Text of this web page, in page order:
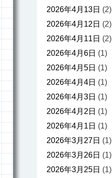
2026年4月13日 (2)
2026年4月12日 (2)
2026年4月11日 (2)
2026年4月6日 (1)
2026年4月5日 (1)
2026年4月4日 (1)
2026年4月3日 (1)
2026年4月2日 (1)
2026年4月1日 (1)
2026年3月27日 (1)
2026年3月26日 (1)
2026年3月25日 (1)